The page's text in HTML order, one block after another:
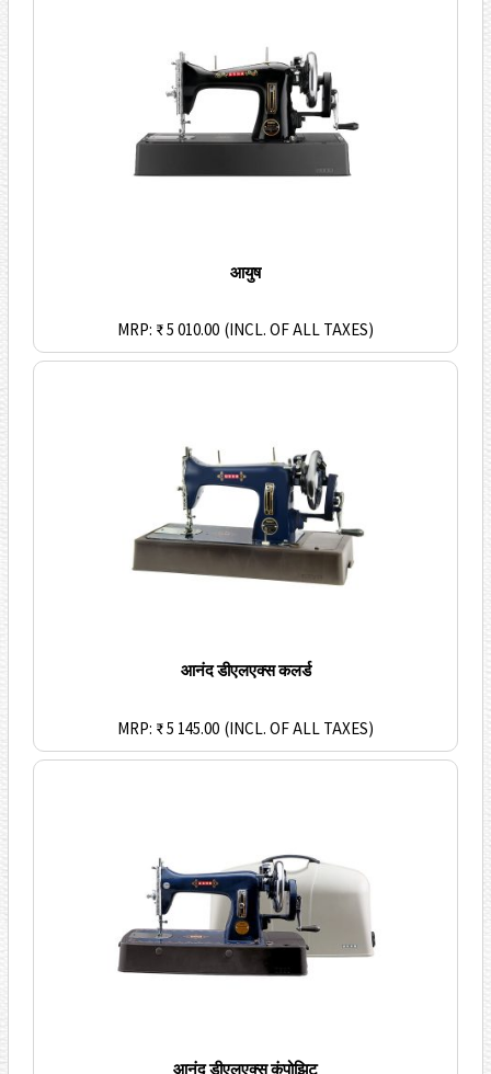
आयुष
MRP: ₹ 5 010.00 (INCL. OF ALL TAXES)
आनंद डीएलएक्स कलर्ड
MRP: ₹ 5 145.00 (INCL. OF ALL TAXES)
आनंद डीएलएक्स कंपोझिट